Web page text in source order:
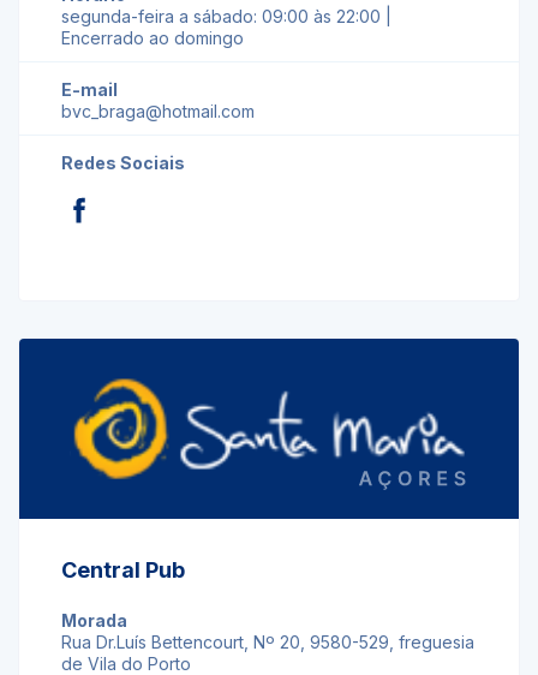
segunda-feira a sábado: 09:00 às 22:00 |
Encerrado ao domingo
E-mail
bvc_braga@hotmail.com
Redes Sociais
Central Pub
Morada
Rua Dr.Luís Bettencourt, Nº 20, 9580-529, freguesia
de Vila do Porto